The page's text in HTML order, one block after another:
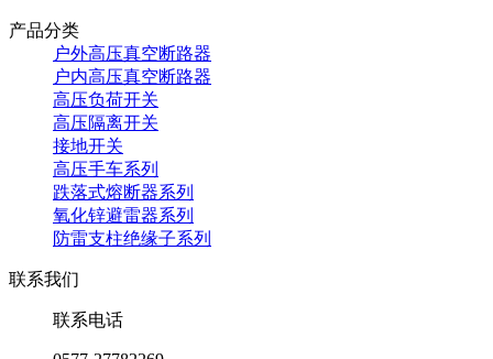
产品分类
户外高压真空断路器
户内高压真空断路器
高压负荷开关
高压隔离开关
接地开关
高压手车系列
跌落式熔断器系列
氧化锌避雷器系列
防雷支柱绝缘子系列
联系我们
联系电话